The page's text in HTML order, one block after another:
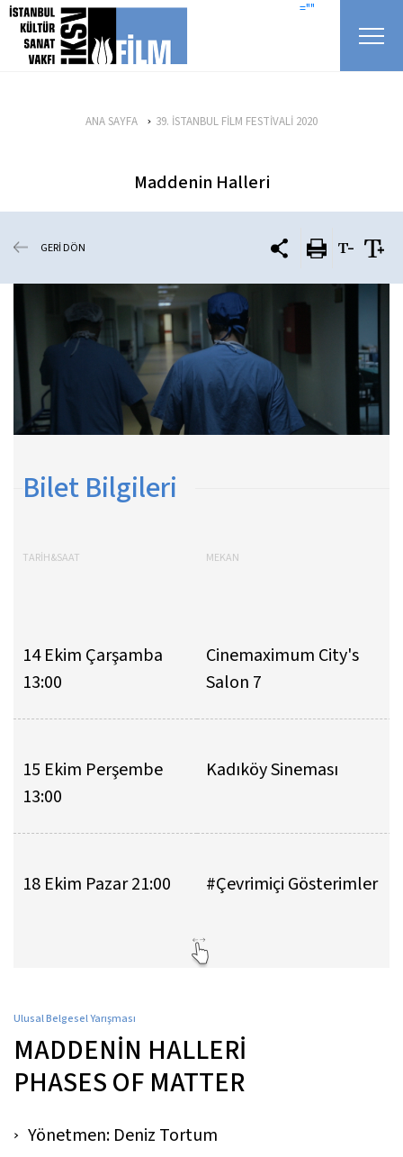
icerigi atla =""
ANA SAYFA 39. İSTANBUL FİLM FESTİVALİ 2020
Maddenin Halleri
GERİ DÖN
Bilet Bilgileri
TARİH&SAAT MEKAN
14 Ekim Çarşamba
13:00
Cinemaximum City's
Salon 7
15 Ekim Perşembe
13:00
Kadıköy Sineması
18 Ekim Pazar 21:00 #Çevrimiçi Gösterimler
Ulusal Belgesel Yarışması
MADDENİN HALLERİ
PHASES OF MATTER
Yönetmen: Deniz Tortum